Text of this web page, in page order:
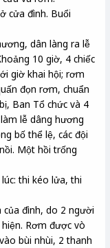
cửa đình. Buổi
dân làng ra lễ
10 giờ, 4 chiếc
giờ khai hội; rơm
đọn rơm, chuẩn
Ban Tổ chức và 4
lễ dâng hương
bố thể lệ, các đội
Một hồi trống
thi kéo lửa, thi
đình, do 2 người
Rơm được vò
bùi nhùi, 2 thanh